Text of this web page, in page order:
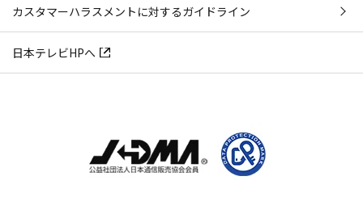
カスタマーハラスメントに対するガイドライン
日本テレビHPへ